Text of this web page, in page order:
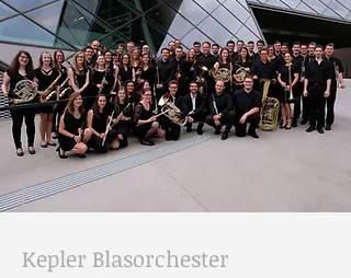
Kepler Blasorchester